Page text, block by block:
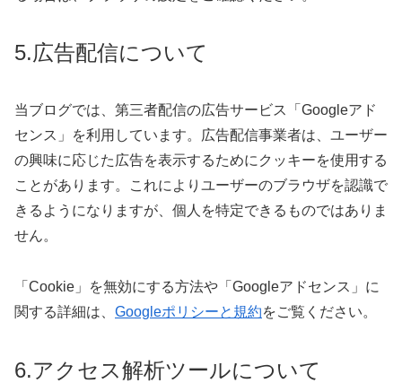
5.広告配信について
当ブログでは、第三者配信の広告サービス「Googleアド
センス」を利用しています。広告配信事業者は、ユーザー
の興味に応じた広告を表示するためにクッキーを使用する
ことがあります。これによりユーザーのブラウザを認識で
きるようになりますが、個人を特定できるものではありま
せん。
「Cookie」を無効にする方法や「Googleアドセンス」に
関する詳細は、 Googleポリシーと規約をご覧ください。
6.アクセス解析ツールについて